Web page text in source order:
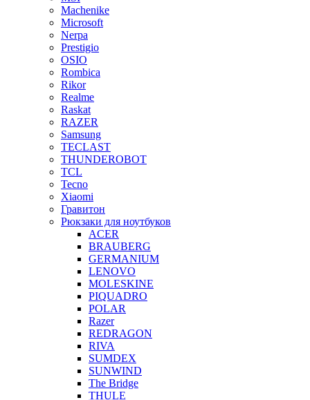
Machenike
Microsoft
Nerpa
Prestigio
OSIO
Rombica
Rikor
Realme
Raskat
RAZER
Samsung
TECLAST
THUNDEROBOT
TCL
Tecno
Xiaomi
Гравитон
Рюкзаки для ноутбуков
ACER
BRAUBERG
GERMANIUM
LENOVO
MOLESKINE
PIQUADRO
POLAR
Razer
REDRAGON
RIVA
SUMDEX
SUNWIND
The Bridge
THULE